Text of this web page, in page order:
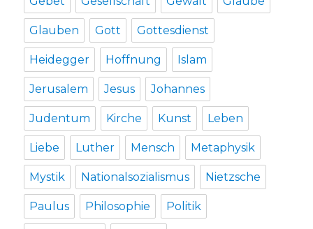
Glauben Gott Gottesdienst
Heidegger Hoffnung Islam
Jerusalem Jesus Johannes
Judentum Kirche Kunst Leben
Liebe Luther Mensch Metaphysik
Mystik Nationalsozialismus Nietzsche
Paulus Philosophie Politik